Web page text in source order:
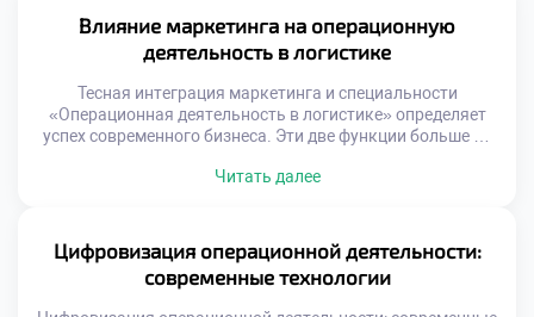
операционные задачи. Качественный прогноз
синхронизирует закупки, производство и доставку.
Баланс между спросом и предложением достигается
Влияние маркетинга на операционную
деятельность в логистике
Тесная интеграция маркетинга и специальности
«Операционная деятельность в логистике» определяет
успех современного бизнеса. Эти две функции больше не
обещания формируют требования к операционным
Гармония между отделами создает устойчивое
конкурентное преимущество на рынке. Конфликт
интересов между продажами и операциями является
классической […]
Читать далее
Цифровизация операционной деятельности:
современные технологии